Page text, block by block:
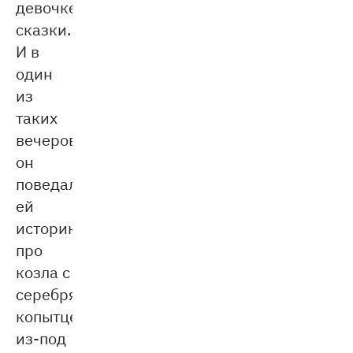
девочке
сказки.
И в
один
из
таких
вечеров
он
поведал
ей
историю
про
козла с
серебряным
копытцем,
из-под